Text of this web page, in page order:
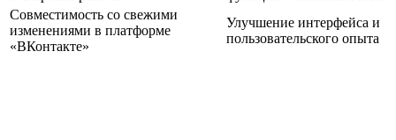
Совместимость со свежими
изменениями в платформе
«ВКонтакте»
Улучшение интерфейса и
пользовательского опыта